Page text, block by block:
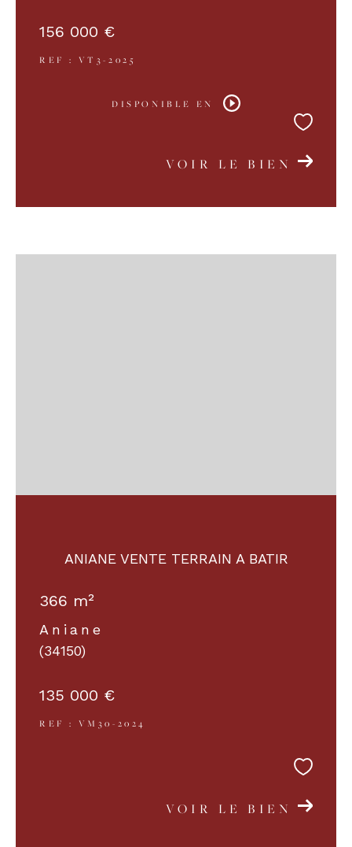
156 000 €
REF : VT3-2025
DISPONIBLE EN
VOIR LE BIEN
ANIANE VENTE TERRAIN A BATIR
366 m²
Aniane
(34150)
135 000 €
REF : VM30-2024
VOIR LE BIEN